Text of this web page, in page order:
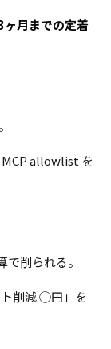
ヶ月までの定着
MCP allowlist を
削られる。
削減 ◯円」を